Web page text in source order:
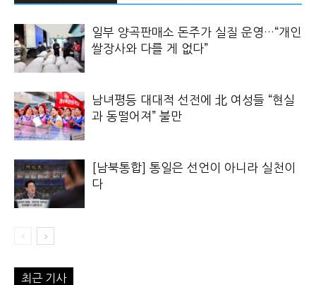
일부 양곡판매소 돈주가 실질 운영…“개인
쌀장사와 다를 게 없다”
남녀평등 대대적 선전에 北 여성들 “현실
과 동떨어져” 불만
[남북통합] 통일은 선언이 아니라 실천이
다
최근 기사